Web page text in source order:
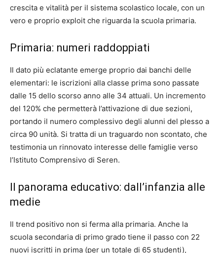
crescita e vitalità per il sistema scolastico locale, con un
vero e proprio exploit che riguarda la scuola primaria.
Primaria: numeri raddoppiati
Il dato più eclatante emerge proprio dai banchi delle
elementari: le iscrizioni alla classe prima sono passate
dalle 15 dello scorso anno alle 34 attuali. Un incremento
del 120% che permetterà l’attivazione di due sezioni,
portando il numero complessivo degli alunni del plesso a
circa 90 unità. Si tratta di un traguardo non scontato, che
testimonia un rinnovato interesse delle famiglie verso
l’Istituto Comprensivo di Seren.
Il panorama educativo: dall’infanzia alle
medie
Il trend positivo non si ferma alla primaria. Anche la
scuola secondaria di primo grado tiene il passo con 22
nuovi iscritti in prima (per un totale di 65 studenti),